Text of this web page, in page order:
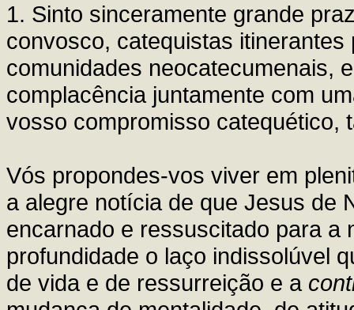
1. Sinto sinceramente grande
convosco, catequistas
comunidades neocatecumenais,
complacência juntamente com
vosso compromisso catequético,
Vós propondes-vos viver em
a alegre notícia de que Jesus de
encarnado e ressuscitado para a
profundidade o laço indissolúvel
de vida e de ressurreição e a